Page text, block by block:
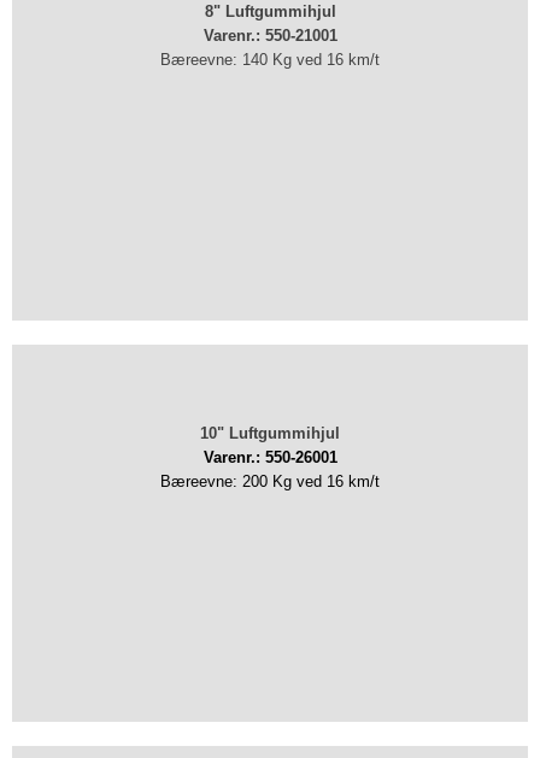
8" Luftgummihjul
Varenr.: 550-21001
Bæreevne: 140 Kg ved 16 km/t
10" Luftgummihjul
Varenr.: 550-26001
Bæreevne: 200 Kg ved 16 km/t